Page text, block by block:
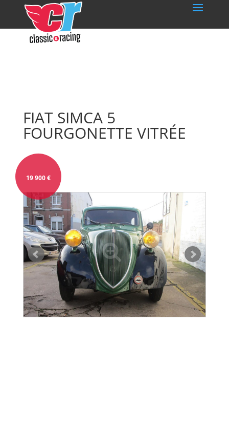
FIAT SIMCA 5
FOURGONETTE VITRÉE
19 900€